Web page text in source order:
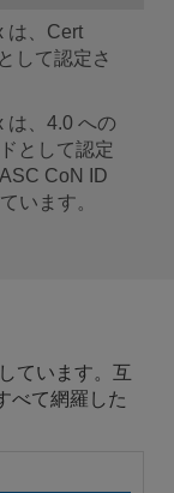
は、Cert
して認定さ
は、4.0 への
として認定
CoN ID
います。
ています。互
べて網羅した